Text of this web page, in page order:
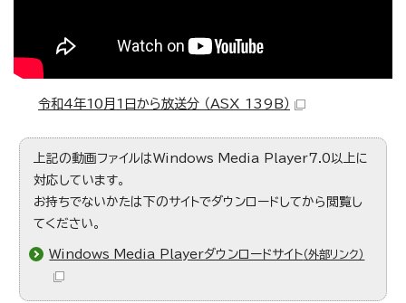
令和4年10月1日から放送分 （ASX 139B）
上記の動画ファイルはWindows Media Player7.0以上に
対応しています。
お持ちでないかたは下のサイトでダウンロードしてから閲覧し
てください。
Windows Media Playerダウンロードサイト（外部リンク）